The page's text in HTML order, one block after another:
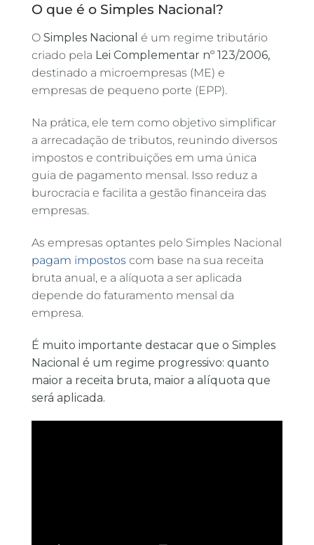
O que é o Simples Nacional?
O Simples Nacional é um regime tributário
criado pela Lei Complementar nº 123/2006,
destinado a microempresas (ME) e
empresas de pequeno porte (EPP).
Na prática, ele tem como objetivo simplificar
a arrecadação de tributos, reunindo diversos
impostos e contribuições em uma única
guia de pagamento mensal. Isso reduz a
burocracia e facilita a gestão financeira das
empresas.
As empresas optantes pelo Simples Nacional
pagam impostos com base na sua receita
bruta anual, e a alíquota a ser aplicada
depende do faturamento mensal da
empresa.
É muito importante destacar que o Simples
Nacional é um regime progressivo: quanto
maior a receita bruta, maior a alíquota que
será aplicada.